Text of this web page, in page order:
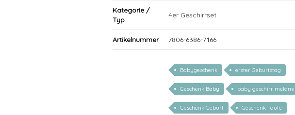
Kategorie /
Typ
4er Geschirrset
Artikelnummer 7806-6386-7166
Babygeschenk erster Geburtstag
Geschenk Baby baby geschirr
Geschenk Geburt Geschenk Taufe